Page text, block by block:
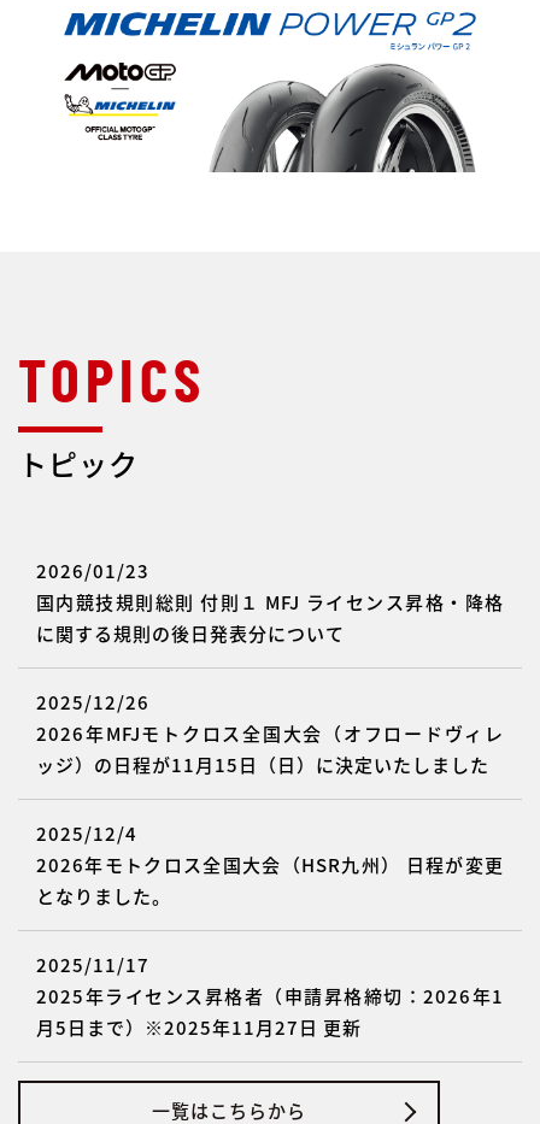
トピック
2026/01/23
国内競技規則総則 付則１ MFJ ライセンス昇格・降格
に関する規則の後日発表分について
2025/12/26
2026年MFJモトクロス全国大会（オフロードヴィレ
ッジ）の日程が11月15日（日）に決定いたしました
2025/12/4
2026年モトクロス全国大会（HSR九州） 日程が変更
となりました。
2025/11/17
2025年ライセンス昇格者（申請昇格締切：2026年1
月5日まで）※2025年11月27日 更新
一覧はこちらから